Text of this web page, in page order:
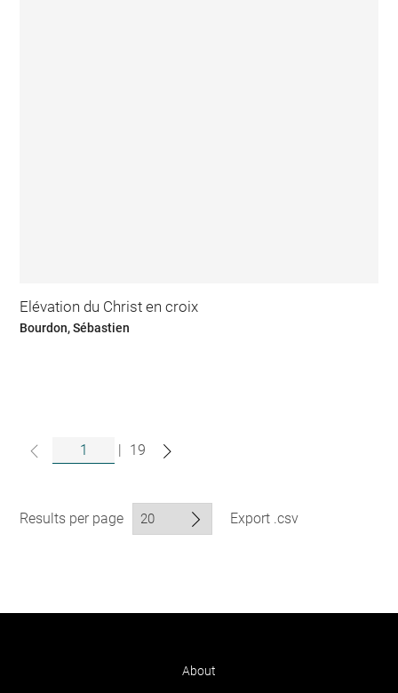
Elévation du Christ en croix
Bourdon, Sébastien
19
Results per page Export .csv
About